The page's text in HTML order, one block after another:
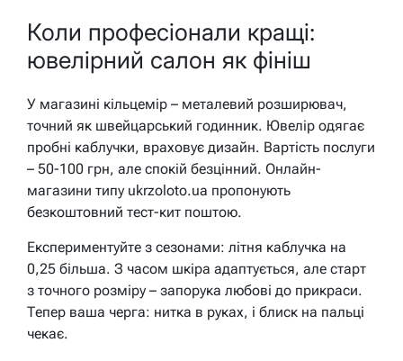
Коли професіонали кращі:
ювелірний салон як фініш
У магазині кільцемір – металевий розширювач,
точний як швейцарський годинник. Ювелір одягає
пробні каблучки, враховує дизайн. Вартість послуги
– 50-100 грн, але спокій безцінний. Онлайн-
магазини типу ukrzoloto.ua пропонують
безкоштовний тест-кит поштою.
Експериментуйте з сезонами: літня каблучка на
0,25 більша. З часом шкіра адаптується, але старт
з точного розміру – запорука любові до прикраси.
Тепер ваша черга: нитка в руках, і блиск на пальці
чекає.